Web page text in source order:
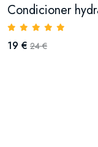
Condicioner
19 € 24 €